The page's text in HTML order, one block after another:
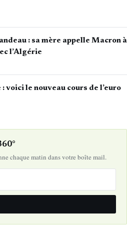
: sa mère appelle Macron à
l’Algérie
voici le nouveau cours de l’euro
chaque matin dans votre boîte mail.